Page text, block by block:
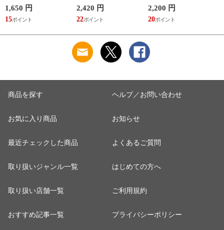
サウナ ごリラックス
まもるさんの洗える
巾着 ブラック 黒
1,650 円
15
補給 マイボトル サ
ウナ 温泉 水筒 カバ
ー トトノイモード
2,420 円
22
マイボトル 動物 ア
ニマル ゴリラ ごリ
ラックス ゴリゴリボ
2,200 円
20
商品を探す
お気に入り商品
最近チェックした商品
取り扱いジャンル一覧
取り扱い店舗一覧
おすすめ記事一覧
ヘルプ／お問い合わせ
お知らせ
よくあるご質問
はじめての方へ
ご利用規約
プライバシーポリシー